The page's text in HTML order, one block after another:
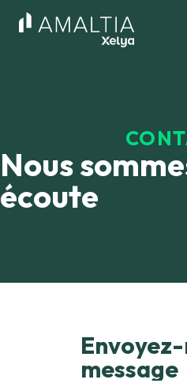
Nous
écoute
message